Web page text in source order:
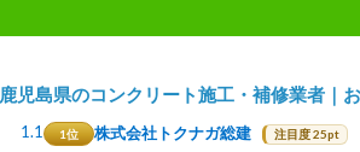
鹿児島県のコンクリート施工・補修業者｜
1.1 1位 株式会社トクナガ総建 注目度 25pt